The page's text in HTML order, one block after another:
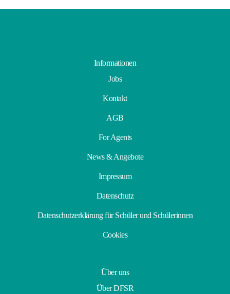
Informationen
Jobs
Kontakt
AGB
For Agents
News & Angebote
Impressum
Datenschutz
Datenschutzerklärung für Schüler und Schülerinnen
Cookies
Über uns
Über DFSR